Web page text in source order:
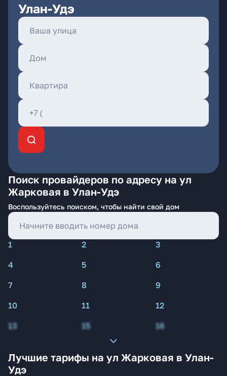
Улан-Удэ
Поиск провайдеров по адресу на ул
Жарковая в Улан-Удэ
Воспользуйтесь поиском, чтобы найти свой дом
1 2
3
4
5
6
7
8
9
10
11
12
13
15 16
Лучшие тарифы на ул Жарковая в Улан-
Удэ